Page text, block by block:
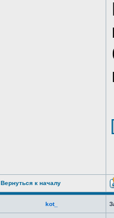
Вернуться к началу
kot_